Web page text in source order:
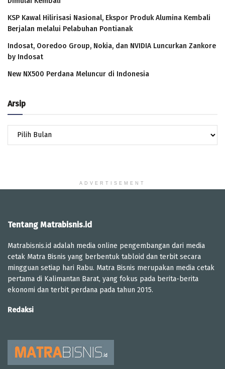
KSP Kawal Hilirisasi Nasional, Ekspor Produk Alumina Kembali
Berjalan melalui Pelabuhan Pontianak
Indosat, Ooredoo Group, Nokia, dan NVIDIA Luncurkan Zankore
by Indosat
New NX500 Perdana Meluncur di Indonesia
Arsip
Arsip
ADVERTISEMENT
Tentang Matrabisnis.id
Matrabisnis.id adalah media online pengembangan dari media
cetak Matra Bisnis yang berbentuk tabloid dan terbit secara
mingguan setiap hari Rabu. Matra Bisnis merupakan media cetak
pertama di Kalimantan Barat, yang fokus pada berita-berita
ekonomi dan terbit perdana pada tahun 2015.
Redaksi